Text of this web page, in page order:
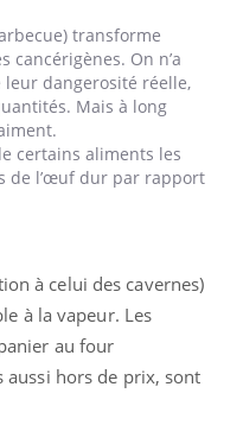
transforme
cancérigènes. On n’a
dangerosité réelle,
Mais à long
certains aliments les
de l’œuf dur par rapport
à celui des cavernes)
à la vapeur. Les
au four
hors de prix, sont